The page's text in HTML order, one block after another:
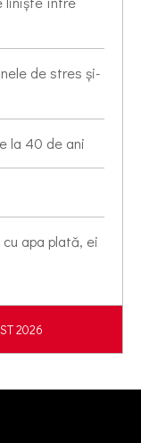
de stres și-
la 40 de ani
apa plată, ei
2026